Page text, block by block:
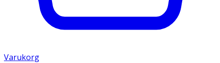
Varukorg